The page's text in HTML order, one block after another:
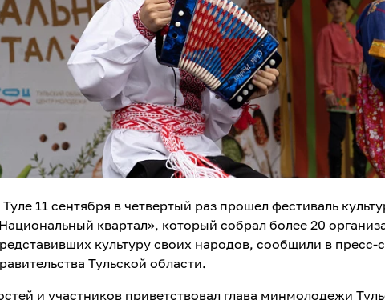
Туле 11 сентября в четвертый раз прошел фестиваль
квартал», который собрал более 20
культуру своих народов, сообщили в пресс-
Тульской области.
и участников приветствовал глава минмолодежи